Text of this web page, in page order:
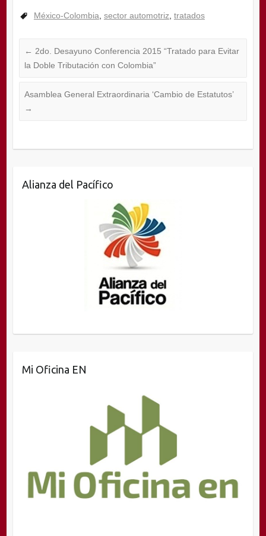
México-Colombia sector automotriz tratados
← 2do. Desayuno Conferencia 2015 “Tratado para Evitar
la Doble Tributación con Colombia”
Asamblea General Extraordinaria ‘Cambio de Estatutos’
→
Alianza del Pacífico
Mi Oficina EN